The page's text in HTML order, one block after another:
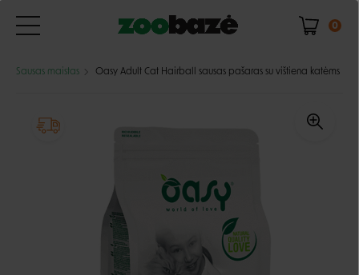
0
Sausas maistas Oasy Adult Cat Hairball sausas pašaras su vištiena katėms